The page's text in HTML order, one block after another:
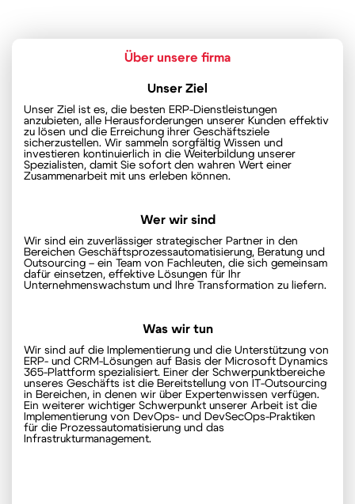
Über unsere firma
Unser Ziel
Unser Ziel ist es, die besten ERP-Dienstleistungen
anzubieten, alle Herausforderungen unserer Kunden effektiv
zu lösen und die Erreichung ihrer Geschäftsziele
sicherzustellen. Wir sammeln sorgfältig Wissen und
investieren kontinuierlich in die Weiterbildung unserer
Spezialisten, damit Sie sofort den wahren Wert einer
Zusammenarbeit mit uns erleben können.
Wer wir sind
Wir sind ein zuverlässiger strategischer Partner in den
Bereichen Geschäftsprozessautomatisierung, Beratung und
Outsourcing – ein Team von Fachleuten, die sich gemeinsam
dafür einsetzen, effektive Lösungen für Ihr
Unternehmenswachstum und Ihre Transformation zu liefern.
Was wir tun
Wir sind auf die Implementierung und die Unterstützung von
ERP- und CRM-Lösungen auf Basis der Microsoft Dynamics
365-Plattform spezialisiert. Einer der Schwerpunktbereiche
unseres Geschäfts ist die Bereitstellung von IT-Outsourcing
in Bereichen, in denen wir über Expertenwissen verfügen.
Ein weiterer wichtiger Schwerpunkt unserer Arbeit ist die
Implementierung von DevOps- und DevSecOps-Praktiken
für die Prozessautomatisierung und das
Infrastrukturmanagement.